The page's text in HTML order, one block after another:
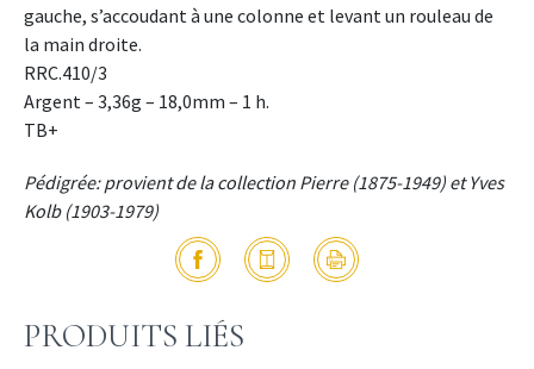
gauche, s’accoudant à une colonne et levant un rouleau de
la main droite.
RRC.410/3
Argent – 3,36g – 18,0mm – 1 h.
TB+
Pédigrée: provient de la collection Pierre (1875-1949) et Yves
Kolb (1903-1979)
PRODUITS LIÉS